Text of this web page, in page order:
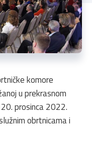
komore
u prekrasnom
prosinca 2022.
obrtnicama i